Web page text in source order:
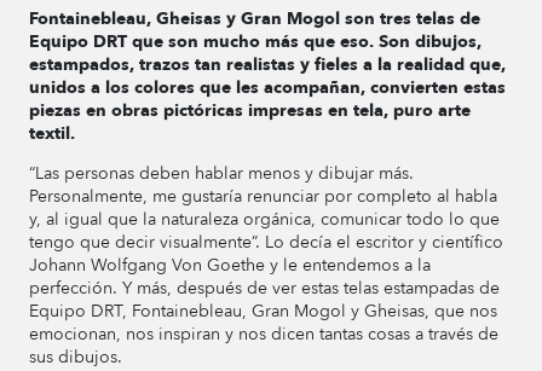
Fontainebleau, Gheisas y Gran Mogol son tres telas de
Equipo DRT que son mucho más que eso. Son dibujos,
estampados, trazos tan realistas y fieles a la realidad que,
unidos a los colores que les acompañan, convierten estas
piezas en obras pictóricas impresas en tela, puro arte
textil.
“Las personas deben hablar menos y dibujar más.
Personalmente, me gustaría renunciar por completo al habla
y, al igual que la naturaleza orgánica, comunicar todo lo que
tengo que decir visualmente”. Lo decía el escritor y científico
Johann Wolfgang Von Goethe y le entendemos a la
perfección. Y más, después de ver estas telas estampadas de
Equipo DRT, Fontainebleau, Gran Mogol y Gheisas, que nos
emocionan, nos inspiran y nos dicen tantas cosas a través de
sus dibujos.